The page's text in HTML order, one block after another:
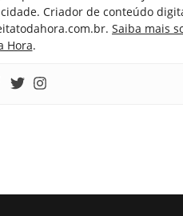
Criador de conteúdo
Saiba mais
Hora.